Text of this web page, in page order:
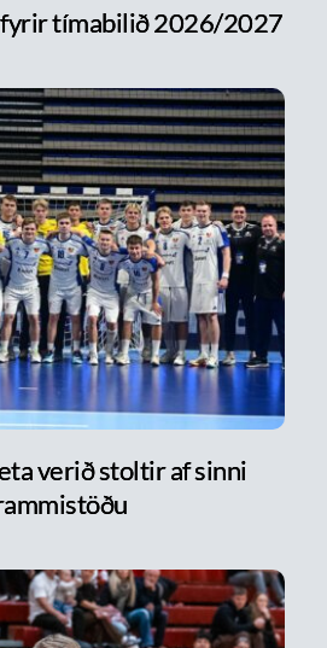
tímabilið 2026/2027
verið stoltir af sinni